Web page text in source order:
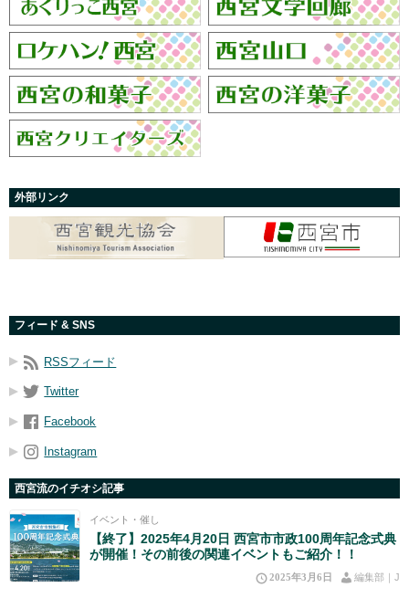
外部リンク
フィード & SNS
RSSフィード
Twitter
Facebook
Instagram
西宮流のイチオシ記事
イベント・催し
【終了】2025年4月20日 西宮市市政100周年記念式典
が開催！その前後の関連イベントもご紹介！！
2025年3月6日 編集部｜J